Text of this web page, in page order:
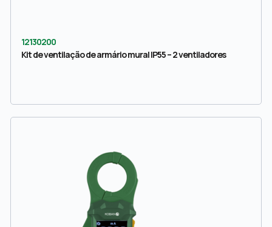
12130200
Kit de ventilação de armário mural IP55 – 2 ventiladores